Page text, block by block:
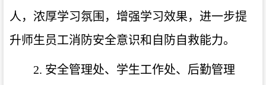
人，浓厚学习氛围，增强学习效果，进一步提
升师生员工消防安全意识和自防自救能力。
2. 安全管理处、学生工作处、后勤管理